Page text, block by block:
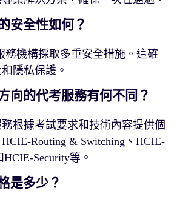
安全性如何？
務機構採取多重安全措施。這確
隱私保護。
向的代考服務有何不同？
根據考試要求和技術內容提供個
Routing & Switching、HCIE-
Security等。
是多少？